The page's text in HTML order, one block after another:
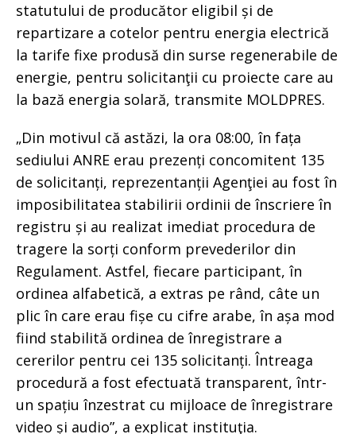
statutului de producător eligibil și de
repartizare a cotelor pentru energia electrică
la tarife fixe produsă din surse regenerabile de
energie, pentru solicitanţii cu proiecte care au
la bază energia solară, transmite MOLDPRES.
„Din motivul că astăzi, la ora 08:00, în fața
sediului ANRE erau prezenți concomitent 135
de solicitanți, reprezentanții Agenţiei au fost în
imposibilitatea stabilirii ordinii de înscriere în
registru și au realizat imediat procedura de
tragere la sorți conform prevederilor din
Regulament. Astfel, fiecare participant, în
ordinea alfabetică, a extras pe rând, câte un
plic în care erau fișe cu cifre arabe, în așa mod
fiind stabilită ordinea de înregistrare a
cererilor pentru cei 135 solicitanți. Întreaga
procedură a fost efectuată transparent, într-
un spațiu înzestrat cu mijloace de înregistrare
video și audio”, a explicat instituţia.